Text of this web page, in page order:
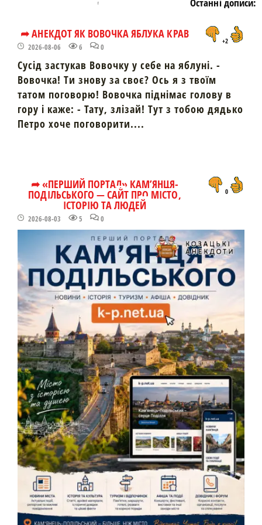
➦ АНЕКДОТ ЯК ВОВОЧКА ЯБЛУКА КРАВ
2026-08-06 6 0
+2
Сусід застукав Вовочку у себе на яблуні. -
Вовочка! Ти знову за своє? Ось я з твоїм
татом поговорю! Вовочка піднімає голову в
гору і каже: - Тату, злізай! Тут з тобою дядько
Петро хоче поговорити....
➦ «ПЕРШИЙ ПОРТАЛ» КАМ’ЯНЦЯ-
ПОДІЛЬСЬКОГО — САЙТ ПРО МІСТО,
ІСТОРІЮ ТА ЛЮДЕЙ
2026-08-03 5 0
0